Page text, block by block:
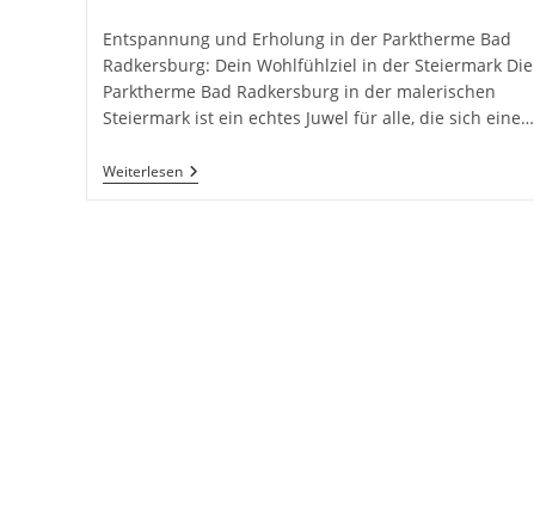
Entspannung und Erholung in der Parktherme Bad
Radkersburg: Dein Wohlfühlziel in der Steiermark Die
Parktherme Bad Radkersburg in der malerischen
Steiermark ist ein echtes Juwel für alle, die sich eine…
WeiterlesenBad
Radkersburg